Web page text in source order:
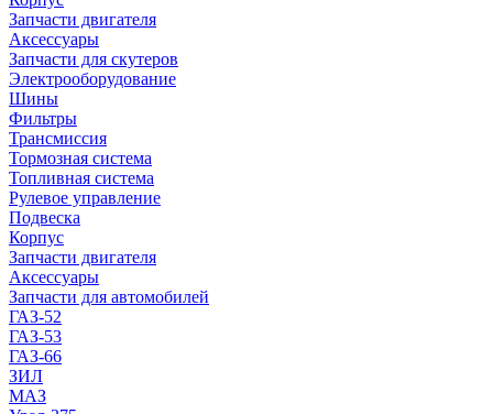
Запчасти двигателя
Аксессуары
Запчасти для скутеров
Электрооборудование
Шины
Фильтры
Трансмиссия
Тормозная система
Топливная система
Рулевое управление
Подвеска
Корпус
Запчасти двигателя
Аксессуары
Запчасти для автомобилей
ГАЗ-52
ГАЗ-53
ГАЗ-66
ЗИЛ
МАЗ